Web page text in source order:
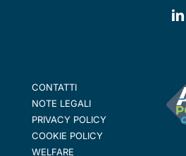
CONTATTI
NOTE LEGALI
PRIVACY POLICY
COOKIE POLICY
WELFARE